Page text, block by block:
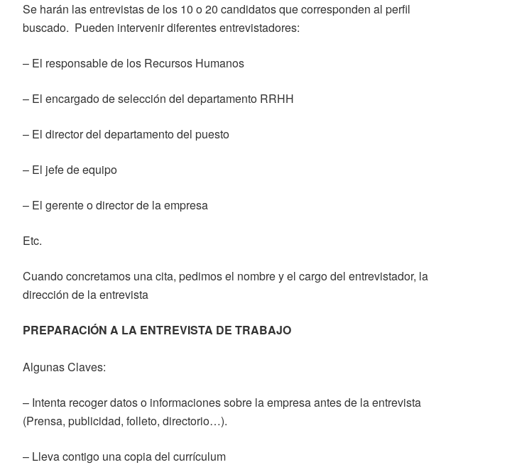
Se harán las entrevistas de los 10 o 20 candidatos que corresponden al perfil
buscado. Pueden intervenir diferentes entrevistadores:
– El responsable de los Recursos Humanos
– El encargado de selección del departamento RRHH
– El director del departamento del puesto
– El jefe de equipo
– El gerente o director de la empresa
Etc.
Cuando concretamos una cita, pedimos el nombre y el cargo del entrevistador, la
dirección de la entrevista
PREPARACIÓN A LA ENTREVISTA DE TRABAJO
Algunas Claves:
– Intenta recoger datos o informaciones sobre la empresa antes de la entrevista
(Prensa, publicidad, folleto, directorio…).
– Lleva contigo una copia del currículum